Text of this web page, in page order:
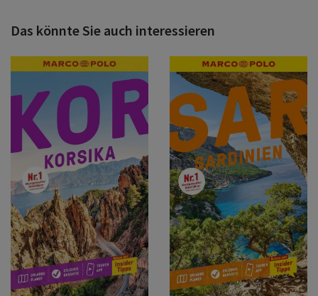
Das könnte Sie auch interessieren